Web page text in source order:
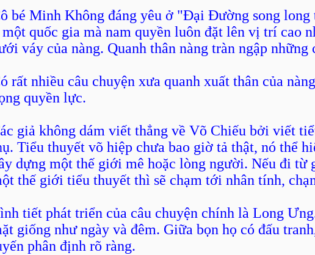
bé Minh Không đáng yêu ở "Đại Đường song
quốc gia mà nam quyền luôn đặt lên vị trí cao
váy của nàng. Quanh thân nàng tràn ngập
rất nhiều câu chuyện xưa quanh xuất thân của
quyền lực.
giả không dám viết thẳng về Võ Chiếu bởi viết
Tiểu thuyết võ hiệp chưa bao giờ tả thật, nó thể
dựng một thế giới mê hoặc lòng người. Nếu đi từ
thế giới tiểu thuyết thì sẽ chạm tới nhân tính,
tiết phát triển của câu chuyện chính là Long
giống như ngày và đêm. Giữa bọn họ có đấu
phân định rõ ràng.